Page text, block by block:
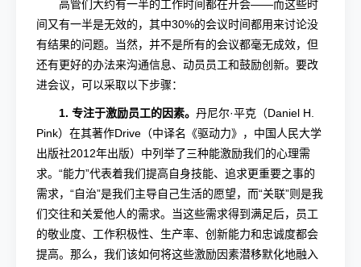
高管们大约有一半的工作时间都在开会——而这些时
间又有一半是无效的，其中30%的会议时间都用来讨论没
有结果的问题。当然，并不是所有的会议都毫无成效，但
还有更好的办法来沟通信息、动员员工和鼓励创新。要改
进会议，可以采取以下步骤：
1. 专注于激励员工的因素。 丹尼尔·平克（Daniel H.
Pink）在其著作Drive（中译名《驱动力》，中国人民大学
出版社2012年出版）中列举了三种能激励我们的心理需
求。“能力”代表着我们提高自身技能、追求更重要之事的
需求，“自治”是我们主导自己生活的愿望，而“关联”则是我
们交往和关爱他人的需求。当这些需求得到满足后，员工
的敬业度、工作积极性、生产率、创新能力和忠诚度都会
提高。那么，我们该如何将这些激励因素潜移默化地融入